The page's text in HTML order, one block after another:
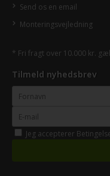
Send os en email
Monteringsvejledning
* Fri fragt over 10.000 kr.
Tilmeld nyhedsbrev
Jeg accepterer